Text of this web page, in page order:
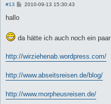
#13
B
g
2010-09-13 15:30:43
hallo
da hätte ich auch noch ein paar
http://wirziehenab.wordpress.com/
http://www.abseitsreisen.de/blog/
http://www.morpheusreisen.de/